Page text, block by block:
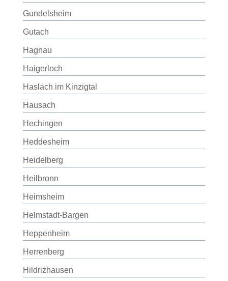
Gundelsheim
Gutach
Hagnau
Haigerloch
Haslach im Kinzigtal
Hausach
Hechingen
Heddesheim
Heidelberg
Heilbronn
Heimsheim
Helmstadt-Bargen
Heppenheim
Herrenberg
Hildrizhausen